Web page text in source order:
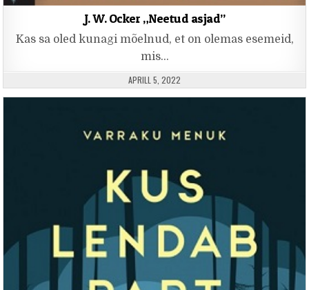
J. W. Ocker „Neetud asjad”
Kas sa oled kunagi mõelnud, et on olemas esemeid,
mis…
PUBLISHED DATE:
APRILL 5, 2022